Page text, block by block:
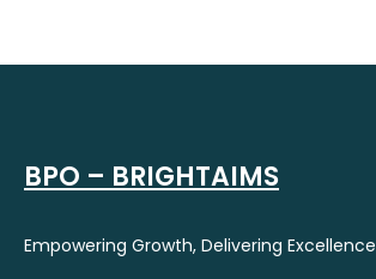
BPO – BRIGHTAIMS
Empowering Growth, Delivering Excellence